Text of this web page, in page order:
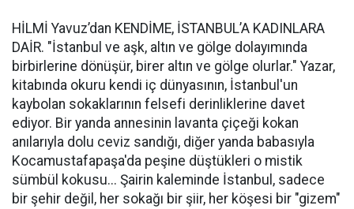
HİLMİ Yavuz’dan KENDİME, İSTANBUL’A KADINLARA
DAİR. "İstanbul ve aşk, altın ve gölge dolayımında
birbirlerine dönüşür, birer altın ve gölge olurlar." Yazar,
kitabında okuru kendi iç dünyasının, İstanbul'un
kaybolan sokaklarının felsefi derinliklerine davet
ediyor. Bir yanda annesinin lavanta çiçeği kokan
anılarıyla dolu ceviz sandığı, diğer yanda babasıyla
Kocamustafapaşa'da peşine düştükleri o mistik
sümbül kokusu... Şairin kaleminde İstanbul, sadece
bir şehir değil, her sokağı bir şiir, her köşesi bir "gizem"